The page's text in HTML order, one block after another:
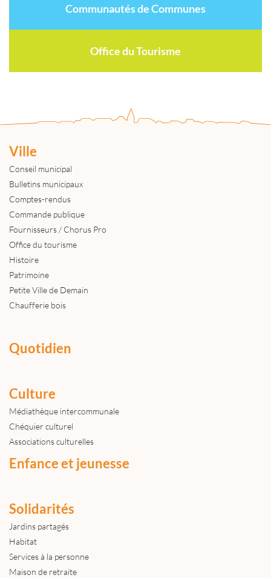
Communautés de Communes
Office du Tourisme
Ville
Conseil municipal
Bulletins municipaux
Comptes-rendus
Commande publique
Fournisseurs / Chorus Pro
Office du tourisme
Histoire
Patrimoine
Petite Ville de Demain
Chaufferie bois
Quotidien
Culture
Médiathèque intercommunale
Chéquier culturel
Associations culturelles
Enfance et jeunesse
Solidarités
Jardins partagés
Habitat
Services à la personne
Maison de retraite